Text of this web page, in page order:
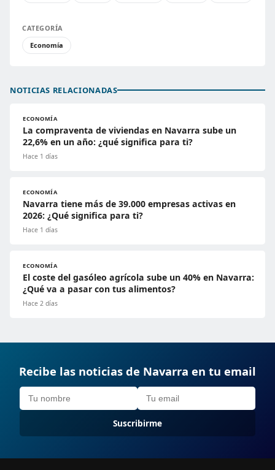
CATEGORÍA
Economía
NOTICIAS RELACIONADAS
ECONOMÍA
La compraventa de viviendas en Navarra sube un
22,6% en un año: ¿qué significa para ti?
Hace 1 días
ECONOMÍA
Navarra tiene más de 39.000 empresas activas en
2026: ¿Qué significa para ti?
Hace 1 días
ECONOMÍA
El coste del gasóleo agrícola sube un 40% en Navarra:
¿Qué va a pasar con tus alimentos?
Hace 2 días
Recibe las noticias de Navarra en tu email
Suscribirme